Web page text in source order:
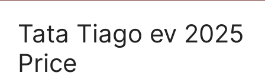
Tata Tiago ev 2025
Price